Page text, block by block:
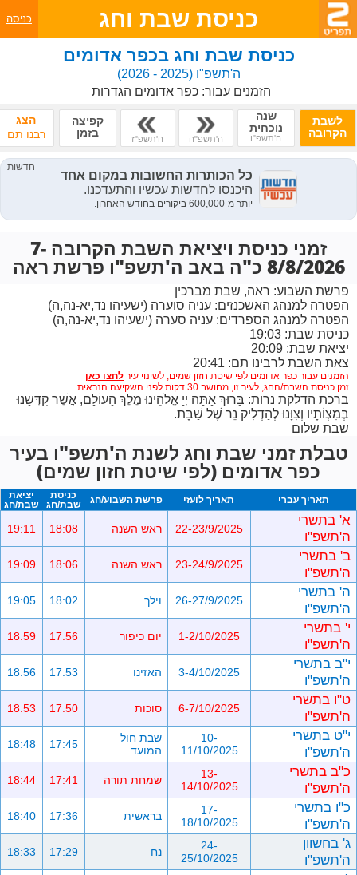
כניסת שבת וחג כניסה
כניסת שבת וחג בכפר אדומים
ה'תשפ"ו(2025 - 2026)
הזמנים עבור:כפר אדומים הגדרות
לשבת
הקרובה
שנה
נוכחית
ה'תשפ"ו ה'תשפ"ה ה'תשפ"ז
קפיצה
בזמן
הצג
רבנו תם
זמני כניסת ויציאת השבת הקרובה 7-
8/8/2026 כ"ה באב ה'תשפ"ו פרשת ראה
פרשת השבוע: ראה, שבת מברכין
הפטרה למנהג האשכנזים: עניה סוערה (ישעיהו נד,יא-נה,ה)
הפטרה למנהג הספרדים: עניה סערה (ישעיהו נד,יא-נה,ה)
כניסת שבת: 19:03
יציאת שבת: 20:09
צאת השבת לרבינו תם: 20:41
הזמנים עבור כפר אדומים לפי שיטת חזון שמים, לשינוי עיר
זמן כניסת השבת/החג, לעיר זו, מחושב 30 דקות לפני השקיעה הנראית
ברכת הדלקת נרות: בָּרוּךְ אַתָּה יְיָ אֱלֹהֵינוּ מֶלֶךְ הָעוֹלָם, אֲשֶׁר קִדְּשָׁנוּ
בְּמִצְוֹתָיו וְצִוָּנוּ לְהַדְלִיק נֵר שֶׁל שַׁבָּת.
שבת שלום
טבלת זמני שבת וחג לשנת ה'תשפ"ו בעיר
כפר אדומים (לפי שיטת חזון שמים)
תאריך עברי תאריך לועזי פרשת השבוע/חג
כניסת
שבת/חג
יציאת
שבת/חג
א' בתשרי
ה'תשפ"ו
22-23/9/2025 ראש השנה 18:08
19:11
ב' בתשרי
ה'תשפ"ו
23-24/9/2025 ראש השנה 18:06
19:09
ה' בתשרי
ה'תשפ"ו
26-27/9/2025 וילך 18:02
19:05
י' בתשרי
ה'תשפ"ו
1-2/10/2025 יום כיפור 17:56
18:59
י"ב בתשרי
ה'תשפ"ו
3-4/10/2025 האזינו 17:53
18:56
ט"ו בתשרי
ה'תשפ"ו
6-7/10/2025 סוכות 17:50
18:53
י"ט בתשרי
ה'תשפ"ו
10-
11/10/2025
שבת חול
המועד
17:45
18:48
כ"ב בתשרי
ה'תשפ"ו
13-
14/10/2025
שמחת תורה 17:41
18:44
כ"ו בתשרי
ה'תשפ"ו
17-
18/10/2025
בראשית 17:36
18:40
ג' בחשוון
ה'תשפ"ו
24-
25/10/2025
נח 17:29
18:33